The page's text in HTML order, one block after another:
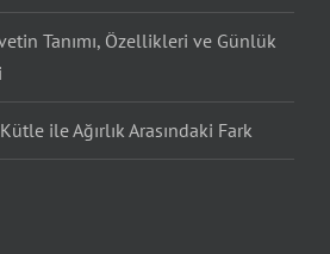
Tanımı, Özellikleri ve Günlük
ile Ağırlık Arasındaki Fark